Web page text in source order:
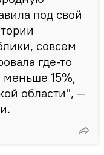
под свой
совсем
где-то
меньше 15%,
области", —